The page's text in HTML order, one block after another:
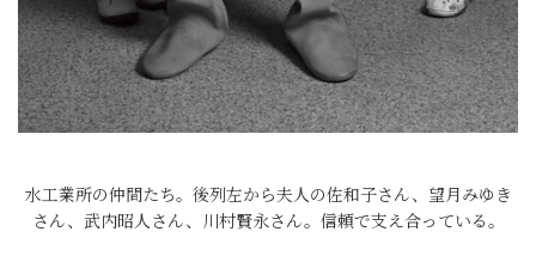
水工業所の仲間たち。後列左から夫人の佐和子さん、望月みゆき
さん、武内昭人さん、川村賢永さん。信頼で支え合っている。